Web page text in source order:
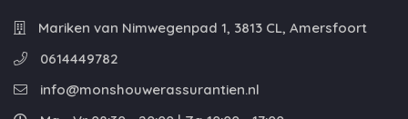
Mariken van Nimwegenpad 1, 3813 CL, Amersfoort
0614449782
info@monshouwerassurantien.nl